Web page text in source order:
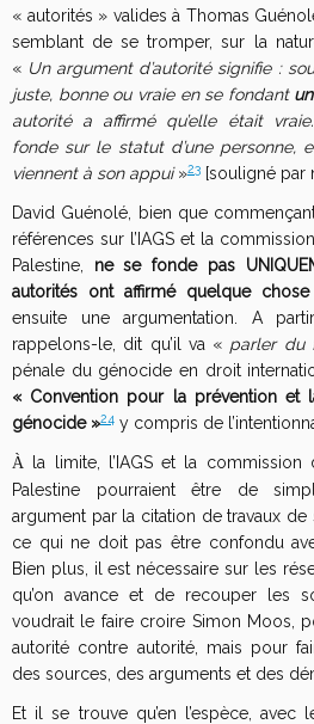
« autorités » valides à Thomas
semblant de se tromper, sur la
« Un argument d’autorité signifie :
juste, bonne ou vraie en se fondant
autorité a affirmé qu’elle était
fonde sur le statut d’une personne,
viennent à son appui»23 [souligné par
David Guénolé, bien que
références sur l’IAGS et la
Palestine, ne se fonde pas
autorités ont affirmé quelque
ensuite une argumentation. A
rappelons-le, dit qu’il va « parler du
pénale du génocide en droit
« Convention pour la prévention et
génocide »24 y compris de
À la limite, l’IAGS et la commission
Palestine pourraient être de
argument par la citation de travaux de
ce qui ne doit pas être confondu
Bien plus, il est nécessaire sur les
qu’on avance et de recouper les
voudrait le faire croire Simon Moos,
autorité contre autorité, mais pour
des sources, des arguments et des
Et il se trouve qu’en l’espèce,